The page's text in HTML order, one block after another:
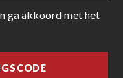
ga akkoord met het